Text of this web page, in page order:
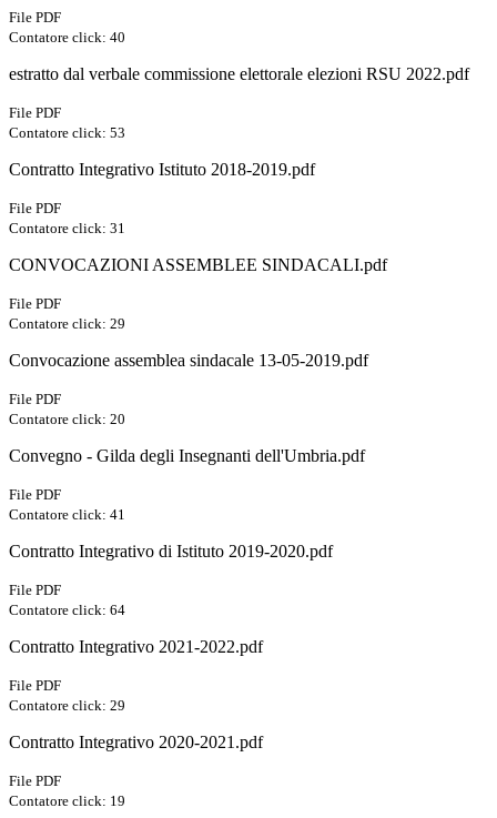
File PDF
Contatore click: 40
estratto dal verbale commissione elettorale elezioni RSU 2022.pdf
File PDF
Contatore click: 53
Contratto Integrativo Istituto 2018-2019.pdf
File PDF
Contatore click: 31
CONVOCAZIONI ASSEMBLEE SINDACALI.pdf
File PDF
Contatore click: 29
Convocazione assemblea sindacale 13-05-2019.pdf
File PDF
Contatore click: 20
Convegno - Gilda degli Insegnanti dell'Umbria.pdf
File PDF
Contatore click: 41
Contratto Integrativo di Istituto 2019-2020.pdf
File PDF
Contatore click: 64
Contratto Integrativo 2021-2022.pdf
File PDF
Contatore click: 29
Contratto Integrativo 2020-2021.pdf
File PDF
Contatore click: 19